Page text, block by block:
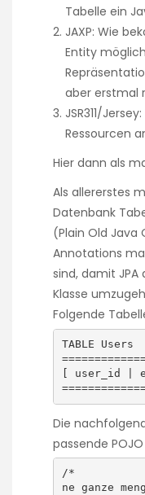
Tabelle ein
JAXP: Wie
Entity
aber erstmal
JSR311/
Ressourcen
Hier dann als
Als allererstes
Datenbank
(Plain Old
Annotations
sind, damit
Klasse
Folgende
TABLE Users
[ user_id |
Die
passende
/*
ne ganze